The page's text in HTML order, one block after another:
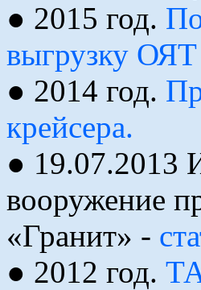
● 2015 год.
выгрузку
● 2014 год.
крейсера.
● 19.07.2013
вооружение
«Гранит» -
● 2012 год.